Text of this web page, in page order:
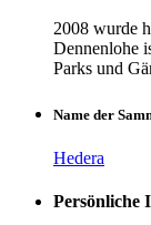
2008 wurde
Dennenlohe
Parks und
Name der
Hedera
Persönliche